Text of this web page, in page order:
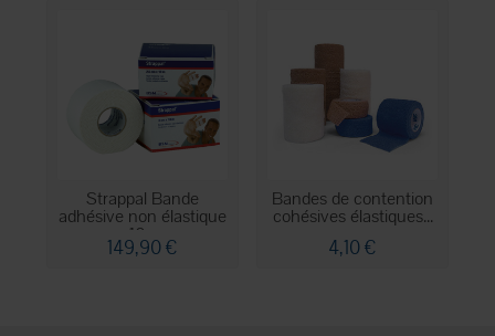
Strappal Bande
adhésive non élastique
10...
149,90 €
Bandes de contention
cohésives élastiques...
4,10 €